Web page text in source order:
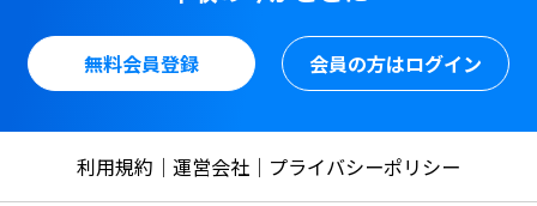
無料会員登録 会員の方はログイン
利用規約 運営会社 プライバシーポリシー